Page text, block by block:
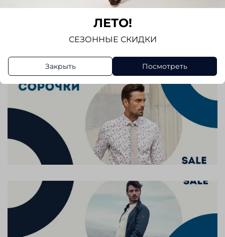
Отзывов еще никто не оставлял
Написать отзыв
ЛЕТО!
СЕЗОННЫЕ СКИДКИ
Закрыть Посмотреть